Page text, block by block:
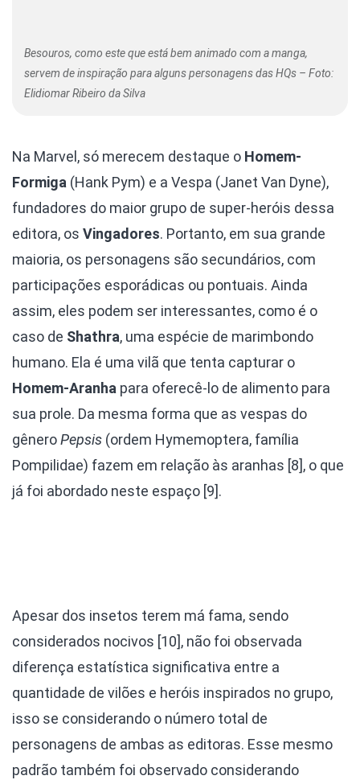
Besouros, como este que está bem animado com a manga,
servem de inspiração para alguns personagens das HQs – Foto:
Elidiomar Ribeiro da Silva
Na Marvel, só merecem destaque o Homem-
Formiga (Hank Pym) e a Vespa (Janet Van Dyne),
fundadores do maior grupo de super-heróis dessa
editora, os Vingadores. Portanto, em sua grande
maioria, os personagens são secundários, com
participações esporádicas ou pontuais. Ainda
assim, eles podem ser interessantes, como é o
caso de Shathra, uma espécie de marimbondo
humano. Ela é uma vilã que tenta capturar o
Homem-Aranha para oferecê-lo de alimento para
sua prole. Da mesma forma que as vespas do
gêneroPepsis (ordem Hymemoptera, família
Pompilidae) fazem em relação às aranhas [8], o que
já foi abordado neste espaço [9].
Apesar dos insetos terem má fama, sendo
considerados nocivos [10], não foi observada
diferença estatística significativa entre a
quantidade de vilões e heróis inspirados no grupo,
isso se considerando o número total de
personagens de ambas as editoras. Esse mesmo
padrão também foi observado considerando